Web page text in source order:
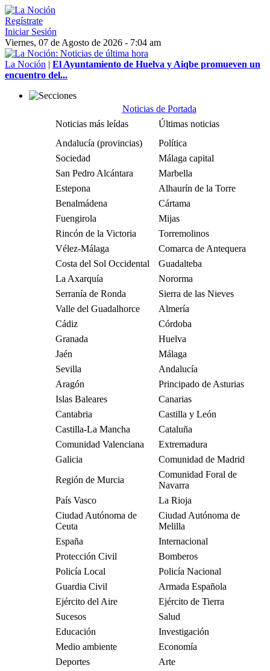
Regístrate
Iniciar Sesión
Viernes, 07 de Agosto de 2026 - 7:04 am
La Noción | El Ayuntamiento de Huelva y Aiqbe promueven un
encuentro del...
Noticias de Portada
Noticias más leídas
Últimas noticias
Andalucía (provincias)
Política
Sociedad
Málaga capital
San Pedro Alcántara
Marbella
Estepona
Alhaurín de la Torre
Benalmádena
Cártama
Fuengirola
Mijas
Rincón de la Victoria
Torremolinos
Vélez-Málaga
Comarca de Antequera
Costa del Sol Occidental
Guadalteba
La Axarquía
Nororma
Serranía de Ronda
Sierra de las Nieves
Valle del Guadalhorce
Almería
Cádiz
Córdoba
Granada
Huelva
Jaén
Málaga
Sevilla
Andalucía
Aragón
Principado de Asturias
Islas Baleares
Canarias
Cantabria
Castilla y León
Castilla-La Mancha
Cataluña
Comunidad Valenciana
Extremadura
Galicia
Comunidad de Madrid
Región de Murcia
Comunidad Foral de
Navarra
País Vasco
La Rioja
Ciudad Autónoma de
Ceuta
Ciudad Autónoma de
Melilla
España
Internacional
Protección Civil
Bomberos
Policía Local
Policía Nacional
Guardia Civil
Armada Española
Ejército del Aire
Ejército de Tierra
Sucesos
Salud
Educación
Investigación
Medio ambiente
Economía
Deportes
Arte